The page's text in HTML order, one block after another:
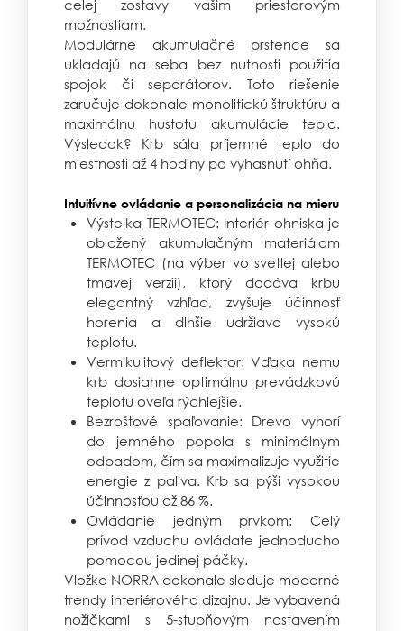
celej zostavy vašim priestorovým
možnostiam.
Modulárne akumulačné prstence sa
ukladajú na seba bez nutnosti použitia
spojok či separátorov. Toto riešenie
zaručuje dokonale monolitickú štruktúru a
maximálnu hustotu akumulácie tepla.
Výsledok? Krb sála príjemné teplo do
miestnosti až 4 hodiny po vyhasnutí ohňa.
Intuitívne ovládanie a personalizácia na mieru
Výstelka TERMOTEC: Interiér ohniska je
obložený akumulačným materiálom
TERMOTEC (na výber vo svetlej alebo
tmavej verzii), ktorý dodáva krbu
elegantný vzhľad, zvyšuje účinnosť
horenia a dlhšie udržiava vysokú
teplotu.
Vermikulitový deflektor: Vďaka nemu
krb dosiahne optimálnu prevádzkovú
teplotu oveľa rýchlejšie.
Bezroštové spaľovanie: Drevo vyhorí
do jemného popola s minimálnym
odpadom, čím sa maximalizuje využitie
energie z paliva. Krb sa pýši vysokou
účinnosťou až 86 %.
Ovládanie jedným prvkom: Celý
prívod vzduchu ovládate jednoducho
pomocou jedinej páčky.
Vložka NORRA dokonale sleduje moderné
trendy interiérového dizajnu. Je vybavená
nožičkami s 5-stupňovým nastavením